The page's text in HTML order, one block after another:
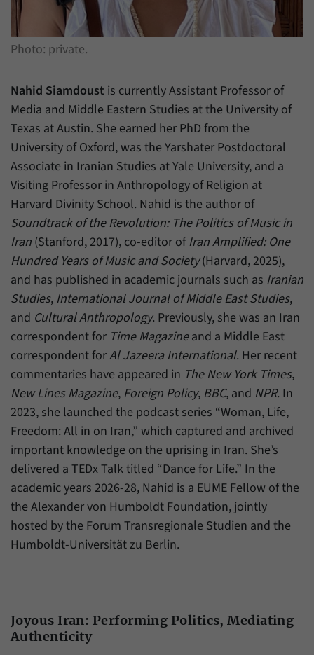
Photo: private.
Nahid Siamdoust is currently Assistant Professor of
Media and Middle Eastern Studies at the University of
Texas at Austin. She earned her PhD from the
University of Oxford, was the Yarshater Postdoctoral
Associate in Iranian Studies at Yale University, and a
Visiting Professor in Anthropology of Religion at
Harvard Divinity School. Nahid is the author of
Soundtrack of the Revolution: The Politics of Music in
Iran (Stanford, 2017), co-editor ofIran Amplified: One
Hundred Years of Music and Society(Harvard, 2025),
and has published in academic journals such as Iranian
Studies, International Journal of Middle East Studies,
and Cultural Anthropology. Previously, she was an Iran
correspondent for Time Magazineand a Middle East
correspondent forAl Jazeera International. Her recent
commentaries have appeared in The New York Times,
New Lines Magazine, Foreign Policy, BBC, and NPR. In
2023, she launched the podcast series “Woman, Life,
Freedom: All in on Iran,” which captured and archived
important knowledge on the uprising in Iran. She’s
delivered a TEDx Talk titled “Dance for Life.” In the
academic years 2026-28, Nahid is a EUME Fellow of the
the Alexander von Humboldt Foundation, jointly
hosted by the Forum Transregionale Studien and the
Humboldt-Universität zu Berlin.
Joyous Iran: Performing Politics, Mediating
Authenticity
generierte ID, für die historische Speicherung
Ihrer vorgenommen Einstellungen, falls der
Webseiten-Betreiber dies eingestellt hat.
_pk_ref
Anbieter
Laufzeit 6 Monate
Zweck
Mit diesem Cookie können wir speichern, von
welcher Internetseite oder Suchmaschine
Besucher durch eine Verlinkung auf unsere
Internetseite weitergeleitet wurden.
Name _pk_ses
Anbieter Matomo
Laufzeit 30 Minuten
Zweck
Mit diesem Cookie können wir für kurze Zeit
Daten über den aktuellen Aufenthalt von
Besuchern auf unserer Internetseite
speichern.